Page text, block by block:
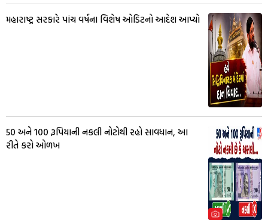
મહારાષ્ટ્ર સરકારે પાંચ વર્ષના વિશેષ ઓડિટનો આદેશ આપ્યો
50 અને 100 રૂપિયાની નકલી નોટોથી રહો સાવધાન, આ
રીતે કરો ઓળખ